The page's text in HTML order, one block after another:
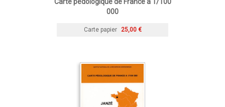
000
Carte papier 25,00 €